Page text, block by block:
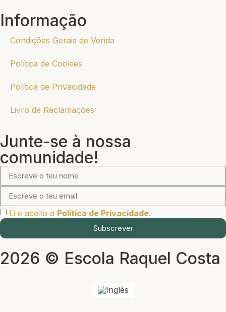
Informação
Condições Gerais de Venda
Política de Cookies
Política de Privacidade
Livro de Reclamações
Junte-se à nossa
comunidade!
Li e aceito a Política de Privacidade.
Subscrever
2026 © Escola Raquel Costa